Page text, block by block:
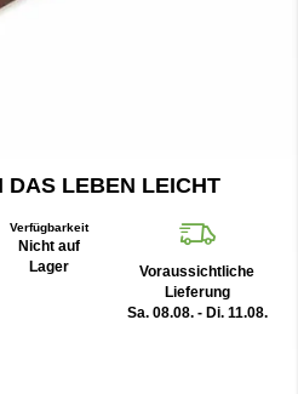
LEBEN LEICHT
Verfügbarkeit
Nicht auf
Lager
Voraussichtliche
Lieferung
Sa. 08.08. - Di. 11.08.